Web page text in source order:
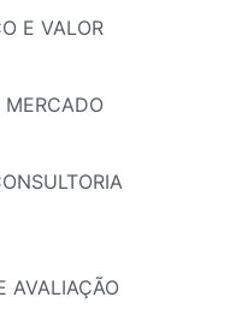
E VALOR
MERCADO
AVALIAÇÃO